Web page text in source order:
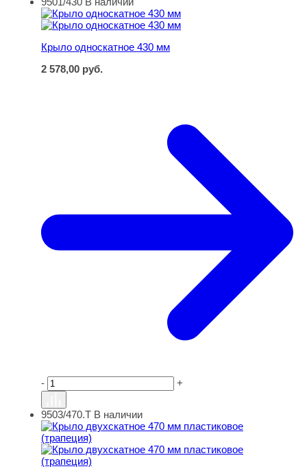
Крыло односкатное 430 мм
Крыло односкатное 430 мм
2 578,00 руб.
- +
Крыло двухскатное 470 мм пластиковое (трапеция)
9503/470.Т В наличии